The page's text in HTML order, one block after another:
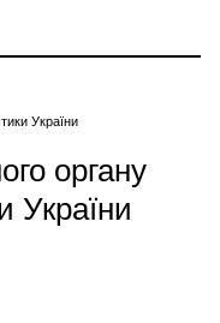
України
органу
України